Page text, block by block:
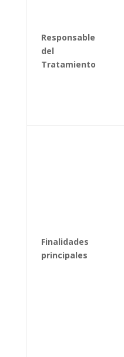
Responsable
del
Tratamiento
Finalidades
principales